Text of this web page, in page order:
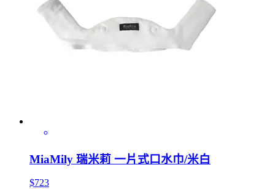
MiaMily 瑞米莉 一片式口水巾/米白
$723